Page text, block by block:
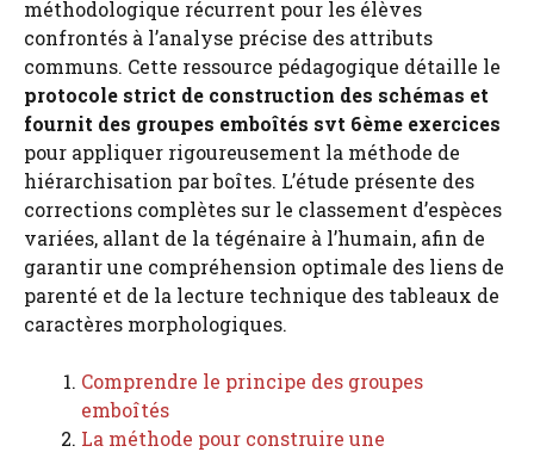
méthodologique récurrent pour les élèves
confrontés à l’analyse précise des attributs
communs. Cette ressource pédagogique détaille le
protocole strict de construction des schémas et
fournit des groupes emboîtés svt 6ème exercices
pour appliquer rigoureusement la méthode de
hiérarchisation par boîtes. L’étude présente des
corrections complètes sur le classement d’espèces
variées, allant de la tégénaire à l’humain, afin de
garantir une compréhension optimale des liens de
parenté et de la lecture technique des tableaux de
caractères morphologiques.
Comprendre le principe des groupes
emboîtés
La méthode pour construire une